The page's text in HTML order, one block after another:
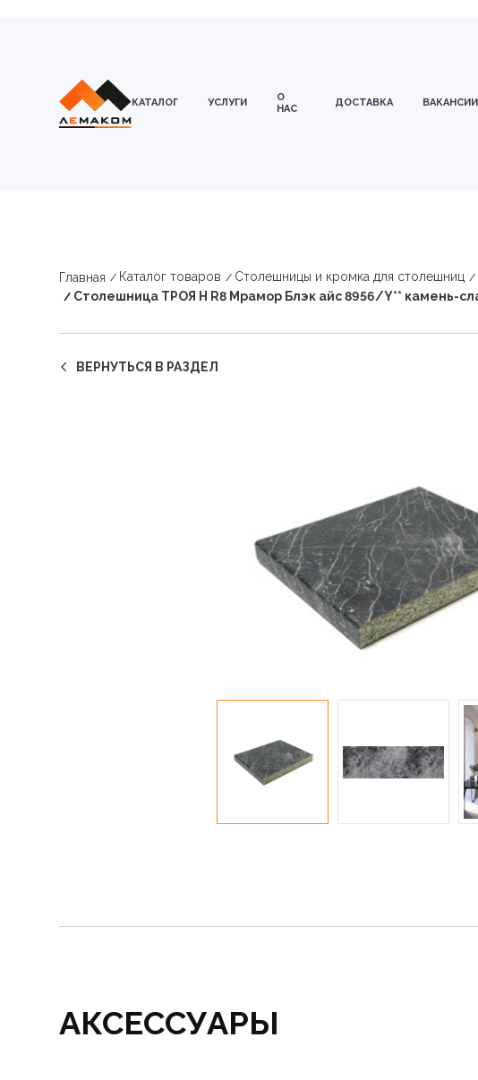
КАТАЛОГ УСЛУГИ
О
НАС
ДОСТАВКА ВАКАНСИИ
Главная Каталог товаров Столешницы и кромка для столешниц
Столешница ТРОЯ Н R8 Мрамор Блэк айс 8956/Y** камень-
ВЕРНУТЬСЯ В РАЗДЕЛ
АКСЕССУАРЫ